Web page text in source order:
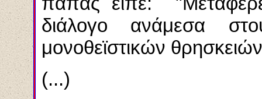
διάλογο ανάμεσα
μονοθεϊστικών
(...)